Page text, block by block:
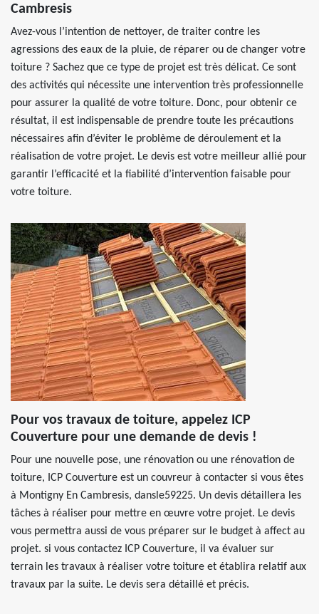
Cambresis
Avez-vous l’intention de nettoyer, de traiter contre les
agressions des eaux de la pluie, de réparer ou de changer votre
toiture ? Sachez que ce type de projet est très délicat. Ce sont
des activités qui nécessite une intervention très professionnelle
pour assurer la qualité de votre toiture. Donc, pour obtenir ce
résultat, il est indispensable de prendre toute les précautions
nécessaires afin d’éviter le problème de déroulement et la
réalisation de votre projet. Le devis est votre meilleur allié pour
garantir l’efficacité et la fiabilité d’intervention faisable pour
votre toiture.
Pour vos travaux de toiture, appelez ICP
Couverture pour une demande de devis !
Pour une nouvelle pose, une rénovation ou une rénovation de
toiture, ICP Couverture est un couvreur à contacter si vous êtes
à Montigny En Cambresis, dansle59225. Un devis détaillera les
tâches à réaliser pour mettre en œuvre votre projet. Le devis
vous permettra aussi de vous préparer sur le budget à affect au
projet. si vous contactez ICP Couverture, il va évaluer sur
terrain les travaux à réaliser votre toiture et établira relatif aux
travaux par la suite. Le devis sera détaillé et précis.